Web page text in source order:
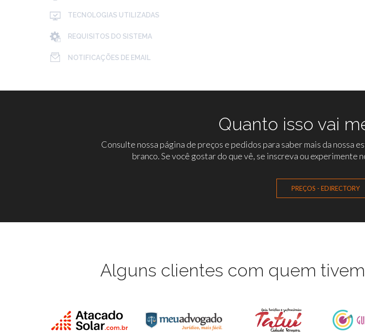
TECNOLOGIAS UTILIZADAS
REQUISITOS DO SISTEMA
NOTIFICAÇÕES DE EMAIL
Quanto isso vai
Consulte nossa página de preços e pedidos para saber mais da nossa
branco. Se você gostar do que vê, se inscreva ou experimente
PREÇOS - EDIRECTORY
Alguns clientes com quem